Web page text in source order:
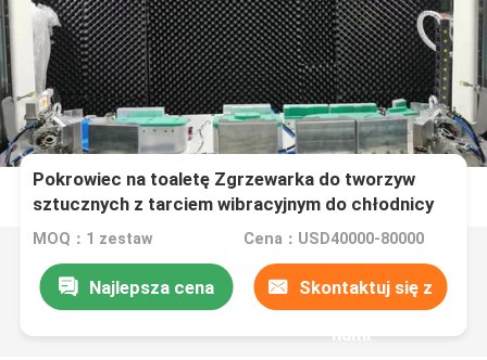
Pokrowiec na toaletę Zgrzewarka do tworzyw
sztucznych z tarciem wibracyjnym do chłodnicy
samochodowej
MOQ：1 zestaw Cena：USD40000-80000
Najlepsza cena Skontaktuj się z
nami